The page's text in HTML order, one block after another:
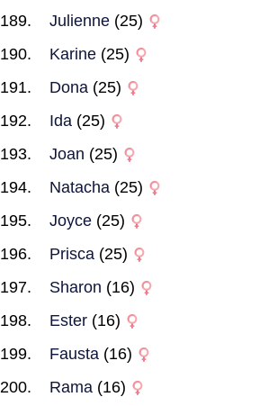
Julienne (25)
Karine (25)
Dona (25)
Ida (25)
Joan (25)
Natacha (25)
Joyce (25)
Prisca (25)
Sharon (16)
Ester (16)
Fausta (16)
Rama (16)